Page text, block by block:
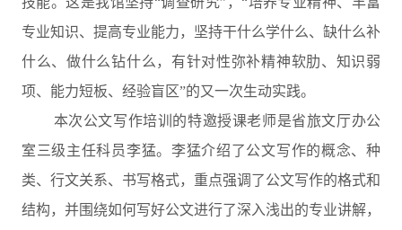
专业知识、提高专业能力，坚持干什么学什么、缺什么补
什么、做什么钻什么，有针对性弥补精神软肋、知识弱
项、能力短板、经验盲区”的又一次生动实践。
本次公文写作培训的特邀授课老师是省旅文厅办公
室三级主任科员李猛。李猛介绍了公文写作的概念、种
类、行文关系、书写格式，重点强调了公文写作的格式和
结构，并围绕如何写好公文进行了深入浅出的专业讲解，